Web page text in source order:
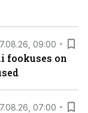
09:00
fookuses on
07:00